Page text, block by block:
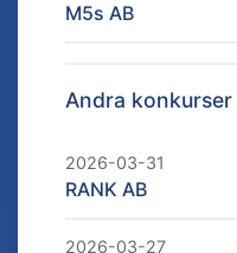
M5s AB
Andra
2026-03-31
RANK AB
2026-03-27